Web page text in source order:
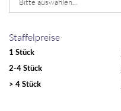
Staffelpreise
1 Stück
2-4 Stück
> 4 Stück